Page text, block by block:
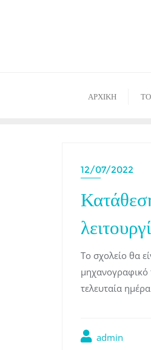
ΑΡΧΙΚΉ
12/07/2022
Το σχολείο θα
μηχανογραφικό
τελευταία
admin